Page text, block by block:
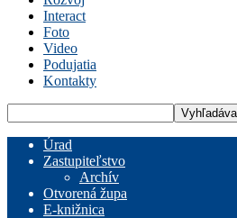
Interact
Foto
Video
Podujatia
Kontakty
Úrad
Zastupiteľstvo
Archív
Otvorená župa
E-knižnica